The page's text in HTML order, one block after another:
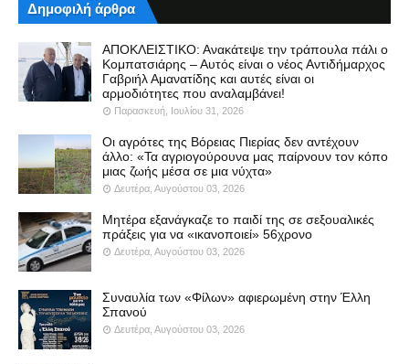
Δημοφιλή άρθρα
ΑΠΟΚΛΕΙΣΤΙΚΟ: Ανακάτεψε την τράπουλα πάλι ο
Κομπατσιάρης – Αυτός είναι ο νέος Αντιδήμαρχος
Γαβριήλ Αμανατίδης και αυτές είναι οι
αρμοδιότητες που αναλαμβάνει!
Παρασκευή, Ιουλίου 31, 2026
Οι αγρότες της Βόρειας Πιερίας δεν αντέχουν
άλλο: «Τα αγριογούρουνα μας παίρνουν τον κόπο
μιας ζωής μέσα σε μια νύχτα»
Δευτέρα, Αυγούστου 03, 2026
Μητέρα εξανάγκαζε το παιδί της σε σεξουαλικές
πράξεις για να «ικανοποιεί» 56χρονο
Δευτέρα, Αυγούστου 03, 2026
Συναυλία των «Φίλων» αφιερωμένη στην Έλλη
Σπανού
Δευτέρα, Αυγούστου 03, 2026